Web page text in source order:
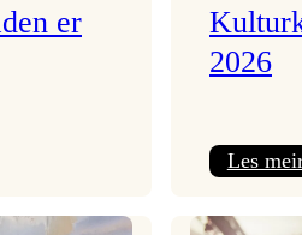
er
2026
Les